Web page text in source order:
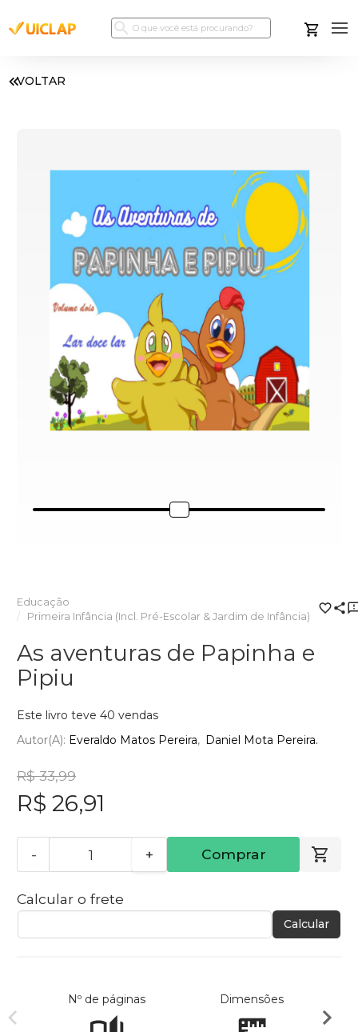
VOLTAR
Educação
Primeira Infância (Incl. Pré-Escolar & Jardim de Infância)
As aventuras de Papinha e
Pipiu
Este livro teve 40 vendas
Autor(a): Everaldo Matos Pereira Daniel Mota Pereira.
R$ 33,99
R$ 26,91
- + Comprar
Calcular o frete
Calcular
Nº de páginas Dimensões